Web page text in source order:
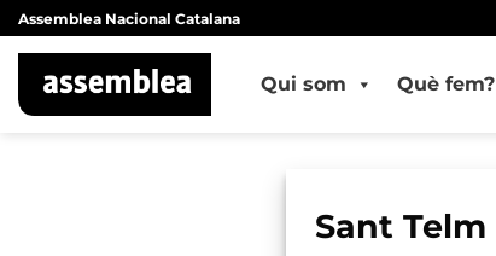
Skip
to
content
Assemblea Nacional Catalana
Qui som Què fem?
Sant Telm